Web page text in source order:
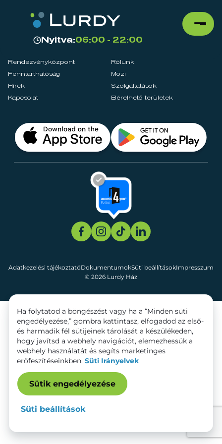
Nyitva:06:00 - 22:00
Rendezvényközpont
Rólunk
Fenntarthatóság
Mozi
Hírek
Szolgáltatások
Kapcsolat
Bérelhető területek
© 2026 Lurdy Ház
Adatkezelési tájékoztatóDokumentumokSüti beállításokImpresszum
Ha folytatod a böngészést vagy ha a “Minden süti
engedélyezése,” gombra kattintasz, elfogadod az első-
és harmadik fél sütijeinek tárolását a készülékeden,
hogy javítsd a webhely navigációt, elemezhessük a
webhely használatát és segíts marketinges
erőfeszítéseinkben. Süti Irányelvek
Sütik engedélyezése
Süti beállítások